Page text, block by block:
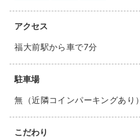
アクセス
福大前駅から車で7分
駐車場
無（近隣コインパーキングあり）
こだわり